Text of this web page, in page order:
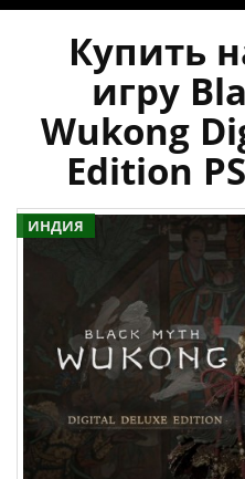
Купить
игру
Wukong
Edition
ИНДИЯ